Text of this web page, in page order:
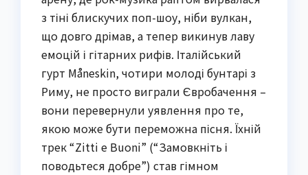
з тіні блискучих поп-шоу, ніби вулкан,
що довго дрімав, а тепер викинув лаву
емоцій і гітарних рифів. Італійський
гурт Måneskin, чотири молоді бунтарі з
Риму, не просто виграли Євробачення –
вони перевернули уявлення про те,
якою може бути переможна пісня. Їхній
трек “Zitti e Buoni” (“Замовкніть і
поводьтеся добре”) став гімном